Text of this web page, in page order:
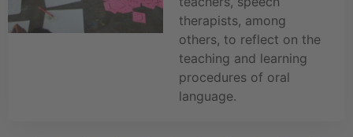
therapists, among
others, to reflect on the
teaching and learning
procedures of oral
language.